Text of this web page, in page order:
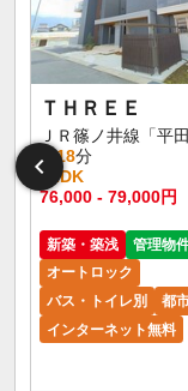
ＴＨＲＥＥ
ＪＲ篠ノ井線「平
歩18分
1LDK
76,000 - 79,000円
新築・築浅
管理物
オートロック
バス・トイレ別
都
インターネット無料